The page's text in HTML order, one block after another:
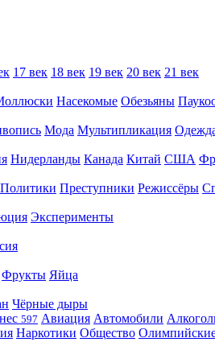
17 век 18 век 19 век 20 век 21 век
Насекомые Обезьяны
Мода Мультипликация
Нидерланды Канада Китай США
Политики Преступники Режиссёры
Эксперименты
Фрукты Яйца
Чёрные дыры
597 Авиация Автомобили
Наркотики Общество